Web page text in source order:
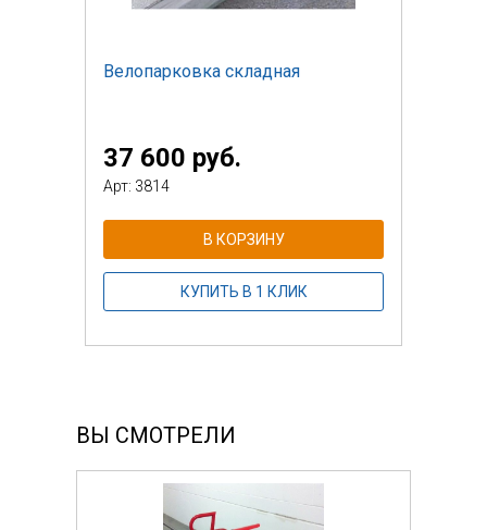
Велопарковка складная
37 600 руб.
Арт: 3814
В КОРЗИНУ
КУПИТЬ В 1 КЛИК
ВЫ СМОТРЕЛИ